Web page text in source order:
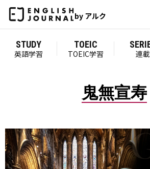
by アルク
STUDY
英語学習
TOEIC
TOEIC学習 連載
鬼無宣寿